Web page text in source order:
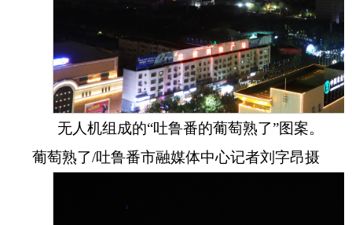
无人机组成的“吐鲁番的葡萄熟了”图案。
葡萄熟了/吐鲁番市融媒体中心记者刘字昂摄